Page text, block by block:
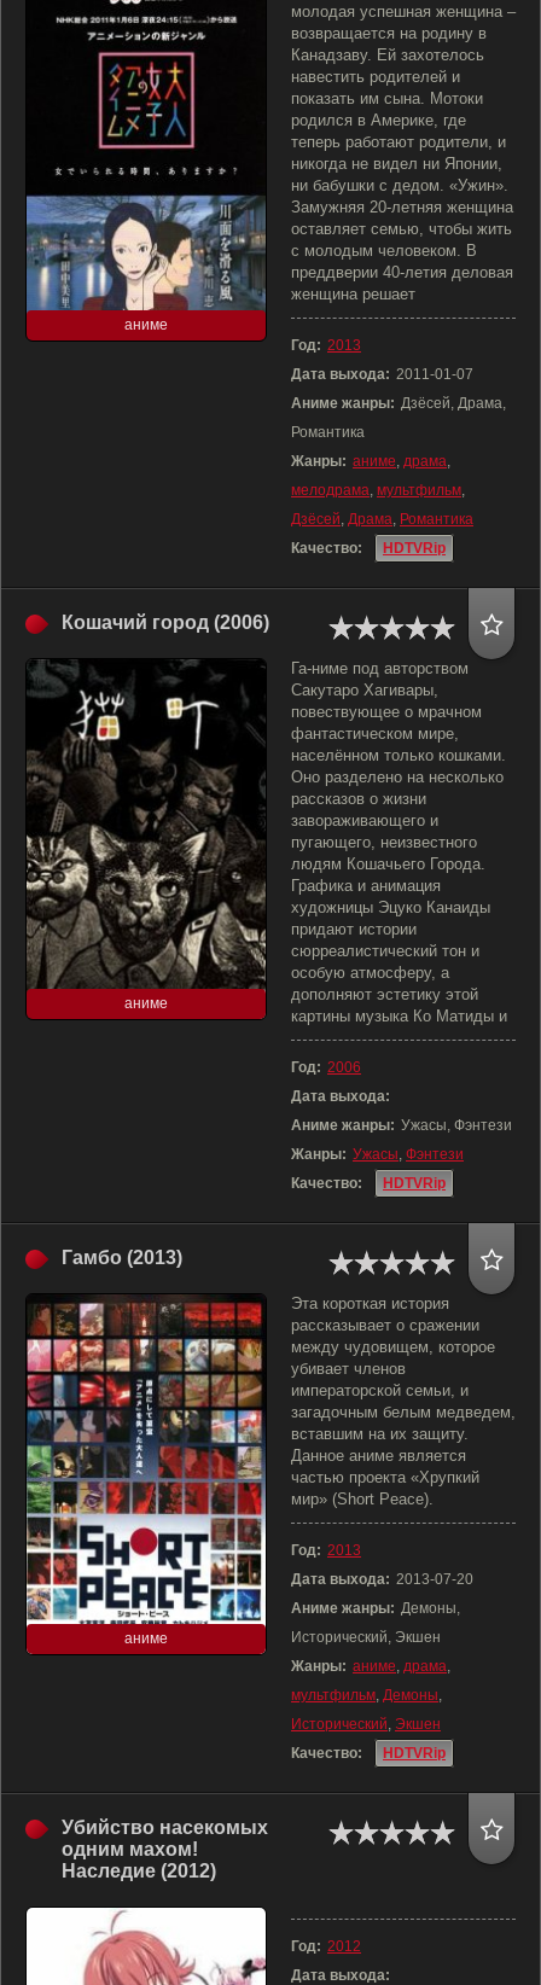
аниме
молодая успешная женщина –
возвращается на родину в
Канадзаву. Ей захотелось
навестить родителей и
показать им сына. Мотоки
родился в Америке, где
теперь работают родители, и
никогда не видел ни Японии,
ни бабушки с дедом. «Ужин».
Замужняя 20-летняя женщина
оставляет семью, чтобы жить
с молодым человеком. В
преддверии 40-летия деловая
женщина решает
Год: 2013
Дата выхода: 2011-01-07
Аниме жанры: Дзёсей, Драма,
Романтика
Жанры: аниме, драма,
мелодрама, мультфильм,
Дзёсей, Драма, Романтика
Качество:
HDTVRip
Кошачий город (2006)
аниме
Га-ниме под авторством
Сакутаро Хагивары,
повествующее о мрачном
фантастическом мире,
населённом только кошками.
Оно разделено на несколько
рассказов о жизни
завораживающего и
пугающего, неизвестного
людям Кошачьего Города.
Графика и анимация
художницы Эцуко Канаиды
придают истории
сюрреалистический тон и
особую атмосферу, а
дополняют эстетику этой
картины музыка Ко Матиды и
Год: 2006
Дата выхода:
Аниме жанры: Ужасы, Фэнтези
Жанры: Ужасы, Фэнтези
Качество:
HDTVRip
Гамбо (2013)
аниме
Эта короткая история
рассказывает о сражении
между чудовищем, которое
убивает членов
императорской семьи, и
загадочным белым медведем,
вставшим на их защиту.
Данное аниме является
частью проекта «Хрупкий
мир» (Short Peace).
Год: 2013
Дата выхода: 2013-07-20
Аниме жанры: Демоны,
Исторический, Экшен
Жанры: аниме, драма,
мультфильм, Демоны,
Исторический, Экшен
Качество:
HDTVRip
Убийство насекомых
одним махом!
Наследие (2012)
Год: 2012
Дата выхода: